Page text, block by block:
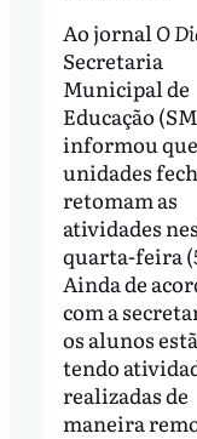
Ao jornal O
Secretaria
Municipal de
Educação
informou
unidades
retomam as
atividades
quarta-feira
Ainda de
com a
os alunos
tendo
realizadas de
maneira